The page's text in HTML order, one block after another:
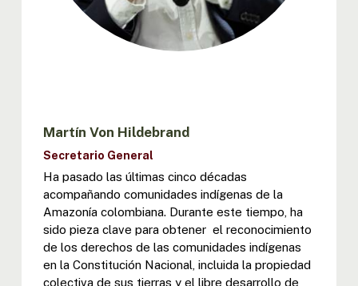
Martín Von Hildebrand
Secretario General
Ha pasado las últimas cinco décadas
acompañando comunidades indígenas de la
Amazonía colombiana. Durante este tiempo, ha
sido pieza clave para obtener el reconocimiento
de los derechos de las comunidades indígenas
en la Constitución Nacional, incluida la propiedad
colectiva de sus tierras y el libre desarrollo de